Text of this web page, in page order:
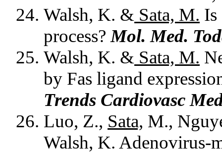
Walsh, K. & Sata, M. Is
process?Mol. Med.
Walsh, K. & Sata, M.
by Fas ligand
Trends Cardiovasc
Luo, Z., Sata, M.,
Walsh, K. Adenovirus-